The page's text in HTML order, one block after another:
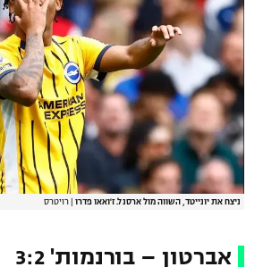
ניצח את יונייטד, השווה מול ארסנל. ז'ואאו פדרו רויטרס
אברטון – בורנמות' 3:2